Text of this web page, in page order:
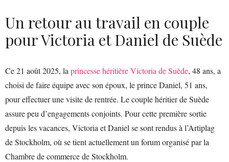
Un retour au travail en couple
pour Victoria et Daniel de Suède
Ce 21 août 2025, la princesse héritière Victoria de Suède, 48 ans, a
choisi de faire équipe avec son époux, le prince Daniel, 51 ans,
pour effectuer une visite de rentrée. Le couple héritier de Suède
assure peu d’engagements conjoints. Pour cette première sortie
depuis les vacances, Victoria et Daniel se sont rendus à l’Artiplag
de Stockholm, où se tient actuellement un forum organisé par la
Chambre de commerce de Stockholm.